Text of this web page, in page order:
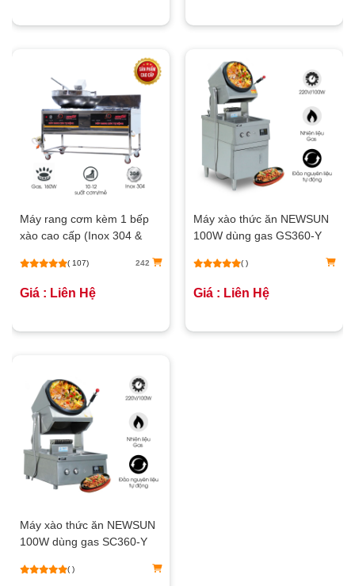
Máy rang cơm kèm 1 bếp
xào cao cấp (Inox 304 &
( 107) 242
Giá : Liên Hệ
Máy xào thức ăn NEWSUN
100W dùng gas GS360-Y
( )
Giá : Liên Hệ
Máy xào thức ăn NEWSUN
100W dùng gas SC360-Y
( )